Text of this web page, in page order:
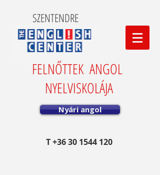
SZENTENDRE
FELNŐTTEK ANGOL
NYELVISKOLÁJA
Nyári angol
T+36 30 1544 120